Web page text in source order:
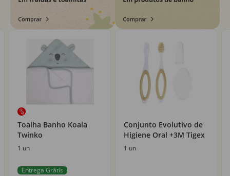
Toalha Banho Koala
Twinko
1 un
Entrega Grátis
Conjunto Evolutivo de
Higiene Oral +3M Tigex
1 un